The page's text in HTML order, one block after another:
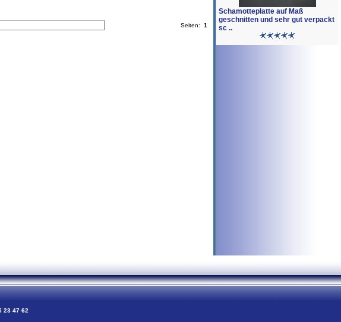
Seiten: 1
Schamotteplatte auf Maß
geschnitten und sehr gut verpackt
sc ..
23 47 62